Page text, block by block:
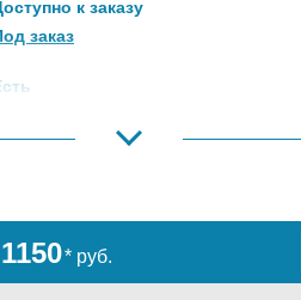
к заказу
заказ
заказ
Под заказ
1150* руб.